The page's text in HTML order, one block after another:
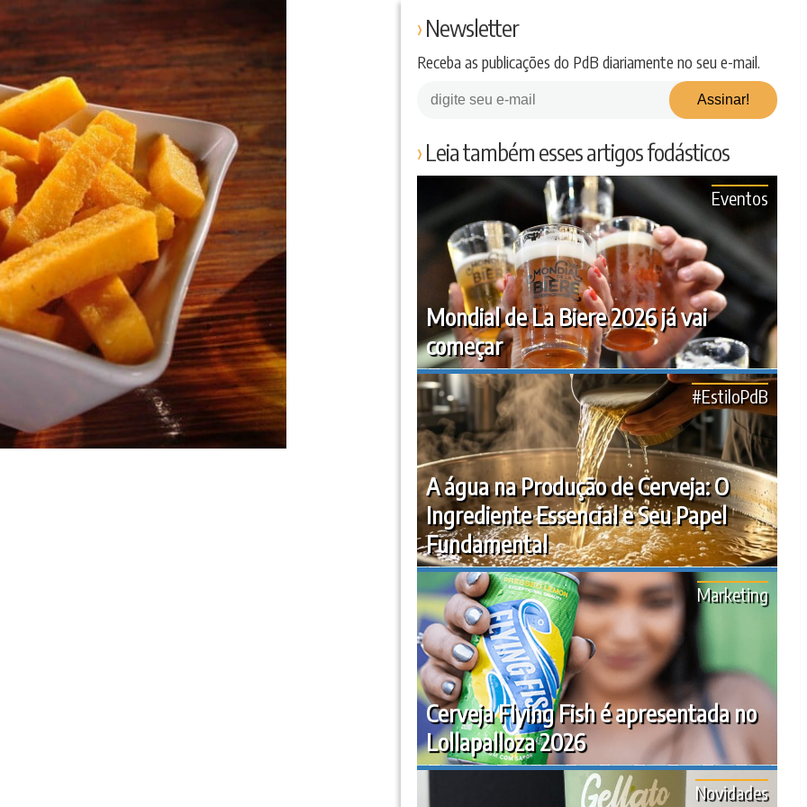
Newsletter
Receba as publicações do PdB diariamente no seu e-mail.
Leia também esses artigos fodásticos
Mondial de La Biere 2026 já vai
começar
Eventos
A água na Produção de Cerveja: O
Ingrediente Essencial e Seu Papel
Fundamental
#EstiloPdB
Cerveja Flying Fish é apresentada no
Lollapalloza 2026
Marketing
Novidades